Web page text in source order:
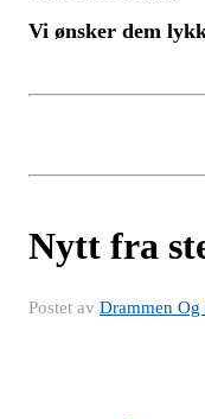
Vi ønsker dem
Nytt fra
Postet av Drammen